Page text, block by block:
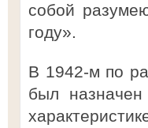
собой
году».
В 1942-м по
был